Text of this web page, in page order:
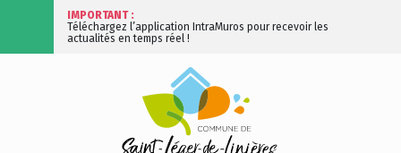
IMPORTANT :
Téléchargez l’application IntraMuros pour recevoir les
actualités en temps réel !